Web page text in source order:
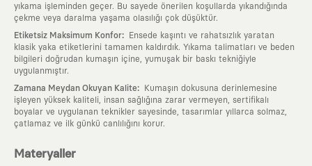
yıkama işleminden geçer. Bu sayede önerilen koşullarda yıkandığında
çekme veya daralma yaşama olasılığı çok düşüktür.
Etiketsiz Maksimum Konfor:
Ensede kaşıntı ve rahatsızlık yaratan
klasik yaka etiketlerini tamamen kaldırdık. Yıkama talimatları ve beden
bilgileri doğrudan kumaşın içine, yumuşak bir baskı tekniğiyle
uygulanmıştır.
Zamana Meydan Okuyan Kalite:
Kumaşın dokusuna derinlemesine
işleyen yüksek kaliteli, insan sağlığına zarar vermeyen, sertifikalı
boyalar ve uygulanan teknikler sayesinde, tasarımlar yıllarca solmaz,
çatlamaz ve ilk günkü canlılığını korur.
Materyaller